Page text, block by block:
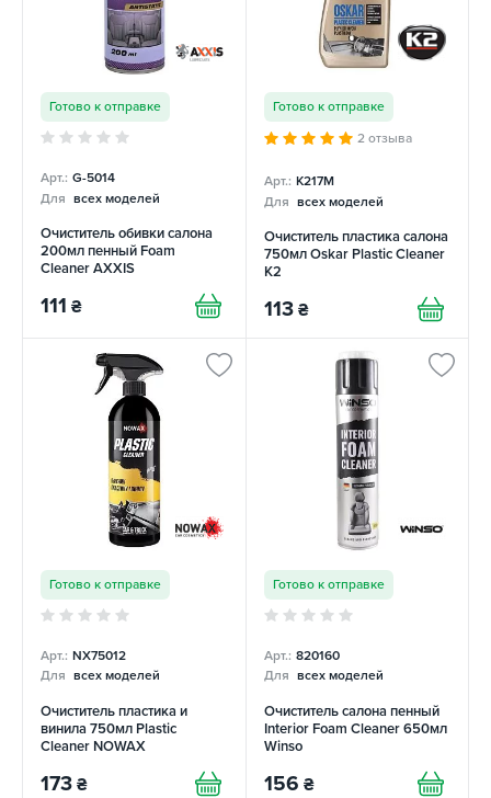
Готово к отправке
Арт.: G-5014
Для всех моделей
Очиститель обивки салона
200мл пенный Foam
Cleaner AXXIS
111 ₴
Готово к отправке
2 отзыва
Арт.: K217M
Для всех моделей
Очиститель пластика салона
750мл Oskar Plastic Cleaner
K2
113 ₴
Готово к отправке
Арт.: NX75012
Для всех моделей
Очиститель пластика и
винила 750мл Plastic
Cleaner NOWAX
173 ₴
Готово к отправке
Арт.: 820160
Для всех моделей
Очиститель салона пенный
Interior Foam Cleaner 650мл
Winso
156 ₴